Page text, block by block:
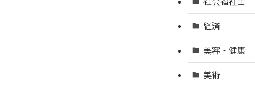
経済
美容・健康
美術